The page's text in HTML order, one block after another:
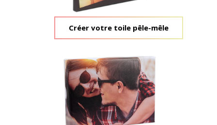
Créer votre toile pêle-mêle